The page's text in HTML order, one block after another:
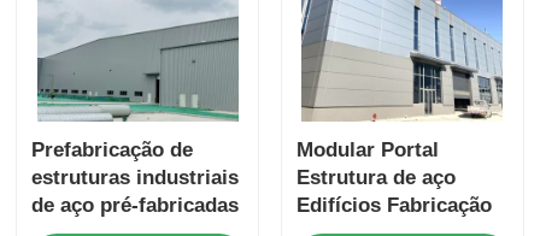
Prefabricação de
estruturas industriais
de aço pré-fabricadas
Modular Portal
Estrutura de aço
Edifícios Fabricação